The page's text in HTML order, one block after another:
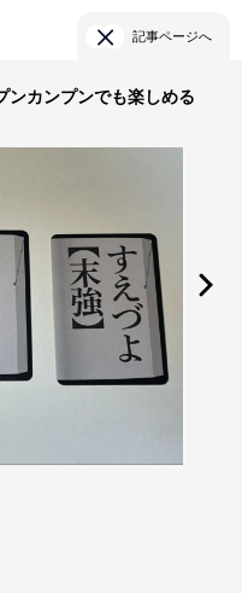
記事ページへ
ンカンプンでも楽しめる